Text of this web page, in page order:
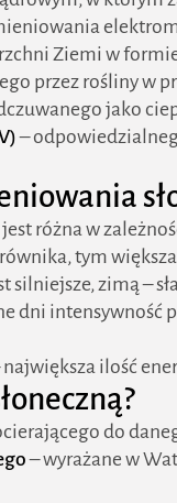
Ziemi w
przez rośliny w
jako
–
różna w
tym
zimą –
dni intensywność
największa ilość
do
– wyrażane w